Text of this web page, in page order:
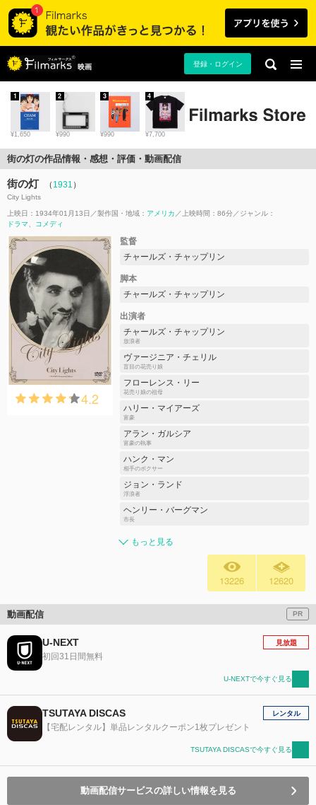
映画 登録・ログイン
¥1,650
1
¥990
2
¥990
3
¥7,700
4
街の灯の作品情報・感想・評価・動画配信
街の灯 （ 1931 ）
City Lights
上映日：1934年01月13日 製作国・地域： アメリカ 上映時間：86分
ジャンル：
ドラマ
コメディ
4.2
監督
チャールズ・チャップリン
脚本
チャールズ・チャップリン
出演者
チャールズ・チャップリン
放浪者
ヴァージニア・チェリル
盲目の花売り娘
フローレンス・リー
花売り娘の祖母
ハリー・マイアーズ
富豪
アラン・ガルシア
富豪の執事
ハンク・マン
相手のボクサー
ジョン・ランド
浮浪者
ヘンリー・バーグマン
市長
もっと見る
13226 12620
動画配信 PR
U-NEXT
初回31日間無料
見放題
U-NEXTで今すぐ見る
TSUTAYA DISCAS
【宅配レンタル】単品レンタルクーポン1枚プレゼント
レンタル
TSUTAYA DISCASで今すぐ見る
動画配信サービスの詳しい情報を見る